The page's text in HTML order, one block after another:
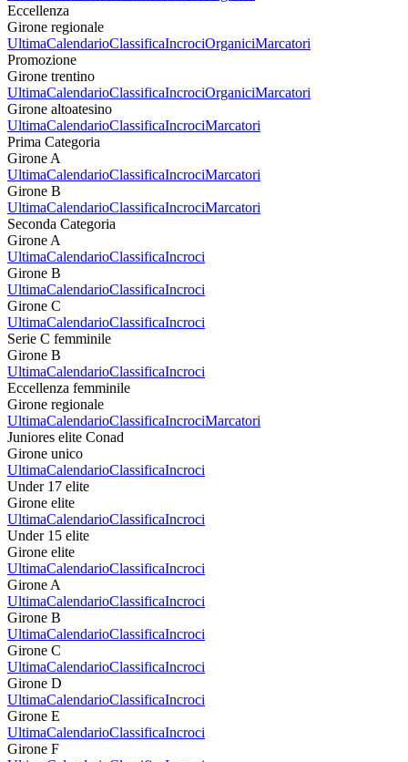
Eccellenza
Girone regionale
UltimaCalendarioClassificaIncrociOrganiciMarcatori
Promozione
Girone trentino
UltimaCalendarioClassificaIncrociOrganiciMarcatori
Girone altoatesino
UltimaCalendarioClassificaIncrociMarcatori
Prima Categoria
Girone A
UltimaCalendarioClassificaIncrociMarcatori
Girone B
UltimaCalendarioClassificaIncrociMarcatori
Seconda Categoria
Girone A
UltimaCalendarioClassificaIncroci
Girone B
UltimaCalendarioClassificaIncroci
Girone C
UltimaCalendarioClassificaIncroci
Serie C femminile
Girone B
UltimaCalendarioClassificaIncroci
Eccellenza femminile
Girone regionale
UltimaCalendarioClassificaIncrociMarcatori
Juniores elite Conad
Girone unico
UltimaCalendarioClassificaIncroci
Under 17 elite
Girone elite
UltimaCalendarioClassificaIncroci
Under 15 elite
Girone elite
UltimaCalendarioClassificaIncroci
Girone A
UltimaCalendarioClassificaIncroci
Girone B
UltimaCalendarioClassificaIncroci
Girone C
UltimaCalendarioClassificaIncroci
Girone D
UltimaCalendarioClassificaIncroci
Girone E
UltimaCalendarioClassificaIncroci
Girone F